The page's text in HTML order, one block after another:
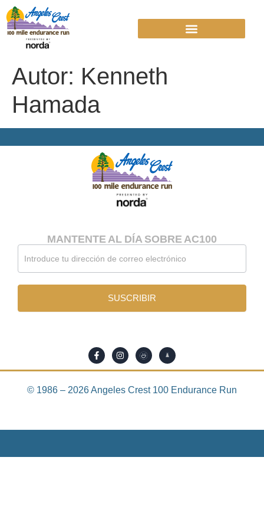
Autor: Kenneth
Hamada
MANTENTE AL DÍA SOBRE AC100
informativa
SUSCRIBIR
© 1986 – 2026 Angeles Crest 100 Endurance Run